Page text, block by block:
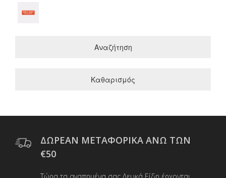
Αναζήτηση
Καθαρισμός
ΔΩΡΕΑΝ ΜΕΤΑΦΟΡΙΚΑ ΑΝΩ ΤΩΝ
€50